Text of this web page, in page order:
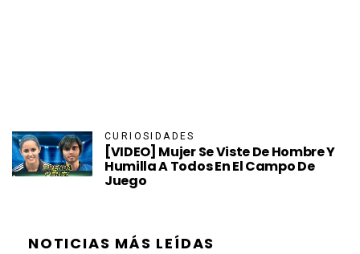
CURIOSIDADES
[VIDEO] Mujer Se Viste De Hombre Y
Humilla A Todos En El Campo De
Juego
NOTICIAS MÁS LEÍDAS